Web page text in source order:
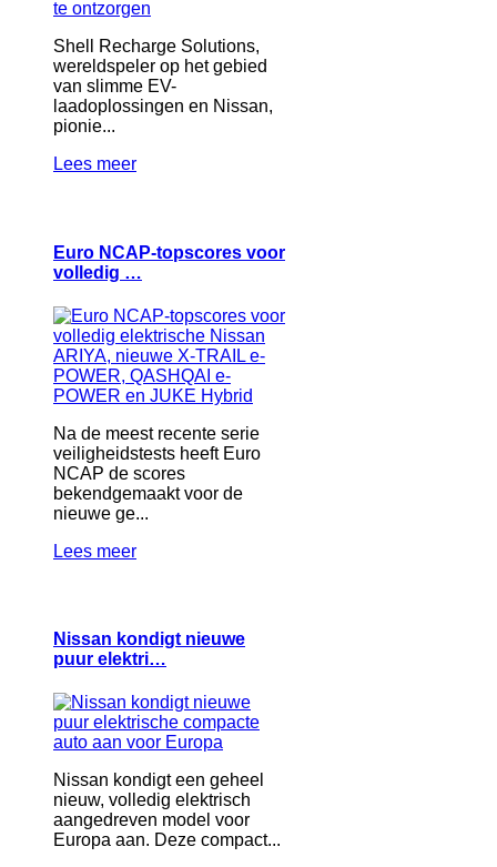
Shell Recharge Solutions,
wereldspeler op het gebied
van slimme EV-
laadoplossingen en Nissan,
pionie...
Lees meer
Euro NCAP-topscores voor
volledig …
Na de meest recente serie
veiligheidstests heeft Euro
NCAP de scores
bekendgemaakt voor de
nieuwe ge...
Lees meer
Nissan kondigt nieuwe
puur elektri…
Nissan kondigt een geheel
nieuw, volledig elektrisch
aangedreven model voor
Europa aan. Deze compact...